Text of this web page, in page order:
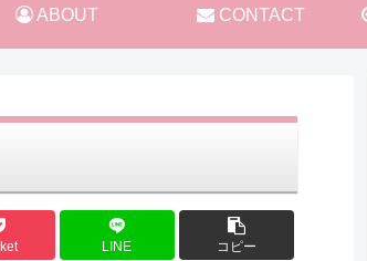
ABOUT CONTACT
LINE コピー